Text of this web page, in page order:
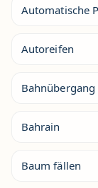
Automatische
Autoreifen
Bahnübergang
Bahrain
Baum fällen